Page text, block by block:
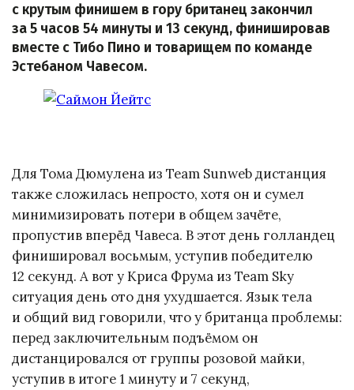
с крутым финишем в гору британец закончил
за 5 часов 54 минуты и 13 секунд, финишировав
вместе с Тибо Пино и товарищем по команде
Эстебаном Чавесом.
Для Тома Дюмулена из Team Sunweb дистанция
также сложилась непросто, хотя он и сумел
минимизировать потери в общем зачёте,
пропустив вперёд Чавеса. В этот день голландец
финишировал восьмым, уступив победителю
12 секунд. А вот у Криса Фрума из Team Sky
ситуация день ото дня ухудшается. Язык тела
и общий вид говорили, что у британца проблемы:
перед заключительным подъёмом он
дистанцировался от группы розовой майки,
уступив в итоге 1 минуту и 7 секунд,